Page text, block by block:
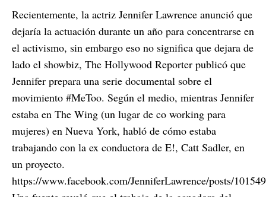
Recientemente, la actriz Jennifer Lawrence anunció que
dejaría la actuación durante un año para concentrarse en
el activismo, sin embargo eso no significa que dejara de
lado el showbiz, The Hollywood Reporter publicó que
Jennifer prepara una serie documental sobre el
movimiento #MeToo. Según el medio, mientras Jennifer
estaba en The Wing (un lugar de co working para
mujeres) en Nueva York, habló de cómo estaba
trabajando con la ex conductora de E!, Catt Sadler, en
un proyecto.
https://www.facebook.com/JenniferLawrence/posts/